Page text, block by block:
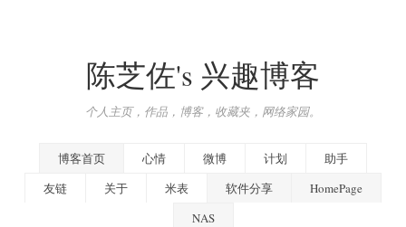
陈芝佐's 兴趣博客
个人主页，作品，博客，收藏夹，网络家园。
博客首页 心情 微博 计划
助手
友链
关于 米表 软件分享
HomePage
NAS